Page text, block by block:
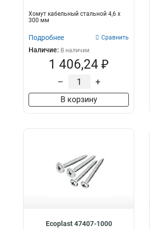
Хомут кабельный стальной 4,6 х
300 мм
Подробнее Сравнить
Наличие: В наличии
1 406,24 ₽
– +
В корзину
Ecoplast 47407-1000